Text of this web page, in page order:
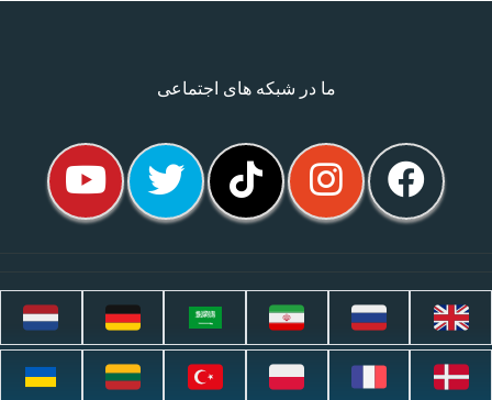
ما در شبکه های اجتماعی